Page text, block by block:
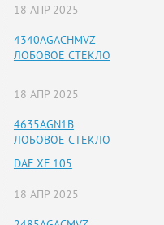
18 АПР 2025
4340AGACHMVZ
ЛОБОВОЕ СТЕКЛО
18 АПР 2025
4635AGN1B
ЛОБОВОЕ СТЕКЛО
DAF XF 105
18 АПР 2025